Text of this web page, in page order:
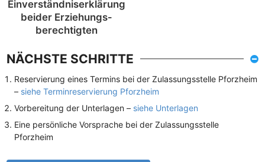
Einverständnis­erklärung
beider Erziehungs­
berechtigten
NÄCHSTE SCHRITTE
Reservierung eines Termins bei der Zulassungsstelle Pforzheim
– siehe Terminreservierung Pforzheim
Vorbereitung der Unterlagen – siehe Unterlagen
Eine persönliche Vorsprache bei der Zulassungsstelle
Pforzheim